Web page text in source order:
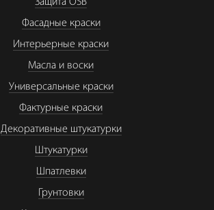
Фасадные краски
Интерьерные краски
Масла и воски
Универсальные краски
Фактурные краски
Декоративные штукатурки
Штукатурки
Шпатлевки
Грунтовки